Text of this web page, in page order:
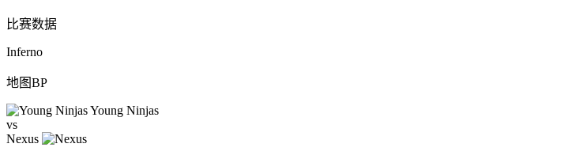
比赛数据
Inferno
地图BP
Young Ninjas
vs
Nexus